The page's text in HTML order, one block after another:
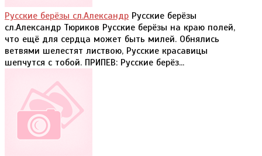
Русские берёзы сл.Александр Русские берёзы
сл.Александр Тюриков Русские берёзы на краю полей,
что ещё для сердца может быть милей. Обнялись
ветвями шелестят листвою, Русские красавицы
шепчутся с тобой. ПРИПЕВ: Русские берёз...